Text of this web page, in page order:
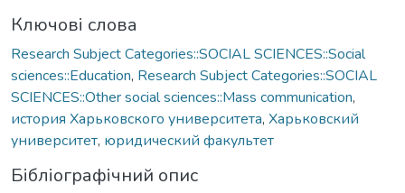
Ключові слова
Research Subject Categories::SOCIAL SCIENCES::Social
sciences::Education, Research Subject Categories::SOCIAL
SCIENCES::Other social sciences::Mass communication,
история Харьковского университета, Харьковский
университет, юридический факультет
Бібліографічний опис